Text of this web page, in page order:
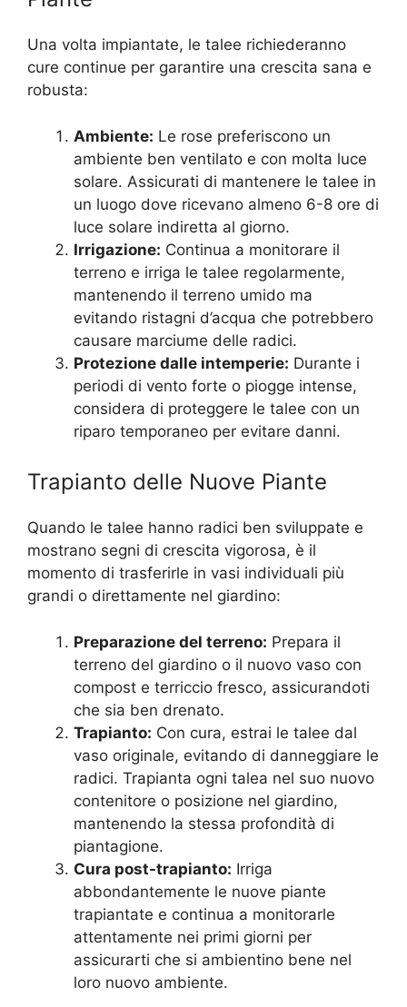
Una volta impiantate, le talee richiederanno
cure continue per garantire una crescita sana e
robusta:
Ambiente: Le rose preferiscono un
ambiente ben ventilato e con molta luce
solare. Assicurati di mantenere le talee in
un luogo dove ricevano almeno 6-8 ore di
luce solare indiretta al giorno.
Irrigazione: Continua a monitorare il
terreno e irriga le talee regolarmente,
mantenendo il terreno umido ma
evitando ristagni d’acqua che potrebbero
causare marciume delle radici.
Protezione dalle intemperie: Durante i
periodi di vento forte o piogge intense,
considera di proteggere le talee con un
riparo temporaneo per evitare danni.
Trapianto delle Nuove Piante
Quando le talee hanno radici ben sviluppate e
mostrano segni di crescita vigorosa, è il
momento di trasferirle in vasi individuali più
grandi o direttamente nel giardino:
Preparazione del terreno: Prepara il
terreno del giardino o il nuovo vaso con
compost e terriccio fresco, assicurandoti
che sia ben drenato.
Trapianto: Con cura, estrai le talee dal
vaso originale, evitando di danneggiare le
radici. Trapianta ogni talea nel suo nuovo
contenitore o posizione nel giardino,
mantenendo la stessa profondità di
piantagione.
Cura post-trapianto: Irriga
abbondantemente le nuove piante
trapiantate e continua a monitorarle
attentamente nei primi giorni per
assicurarti che si ambientino bene nel
loro nuovo ambiente.